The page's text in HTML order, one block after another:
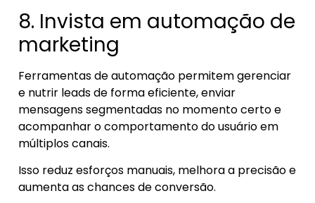
8. Invista em automação de
marketing
Ferramentas de automação permitem gerenciar
e nutrir leads de forma eficiente, enviar
mensagens segmentadas no momento certo e
acompanhar o comportamento do usuário em
múltiplos canais.
Isso reduz esforços manuais, melhora a precisão e
aumenta as chances de conversão.